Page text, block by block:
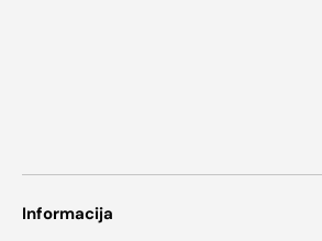
Informacija